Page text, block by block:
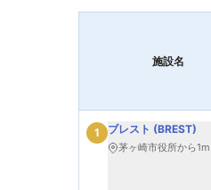
施設名
1 ブレスト (BREST)
茅ヶ崎市役所から1m